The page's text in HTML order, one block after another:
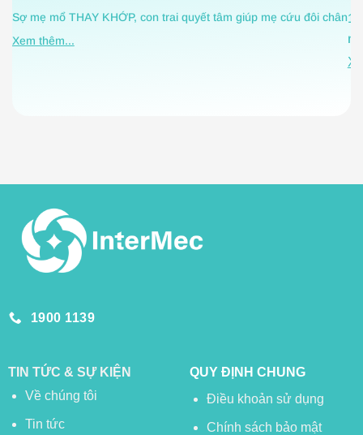
Sợ mẹ mổ THAY KHỚP, con trai quyết tâm giúp mẹ cứu đôi chân
Xem thêm...
1
1900 1139
TIN TỨC & SỰ KIỆN
Về chúng tôi
Tin tức
QUY ĐỊNH CHUNG
Điều khoản sử dụng
Chính sách bảo mật